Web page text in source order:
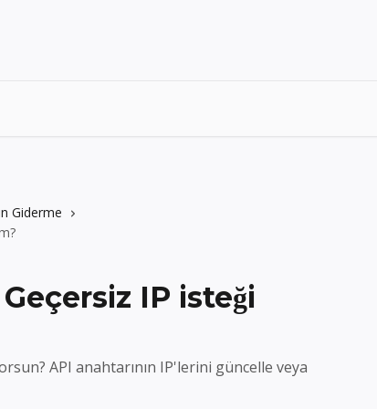
Giderme
IP isteği
API anahtarının IP'lerini güncelle veya